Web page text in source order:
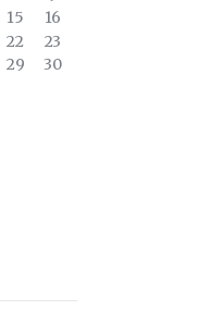
15
16
22
23
29
30